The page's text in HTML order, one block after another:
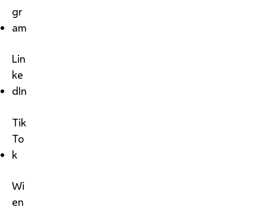
gr
am
Lin
ke
dIn
Tik
To
k
Wi
en